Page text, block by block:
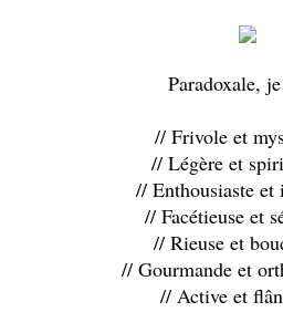
Paradoxale,
// Frivole et
// Légère et
// Enthousiaste et
// Facétieuse et
// Rieuse et
// Gourmande et
// Active et